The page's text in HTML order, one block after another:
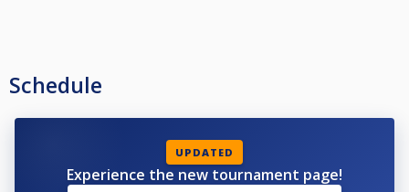
Schedule
UPDATED
Experience the new tournament page!